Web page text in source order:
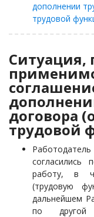
дополнении
трудовой
Ситуация,
договора
трудовой
согласились
работу, в
(трудовую
дальнейшем
по другой